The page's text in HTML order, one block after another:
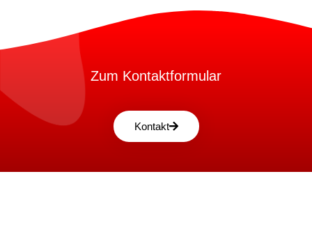
Zum Kontaktformular
Kontakt